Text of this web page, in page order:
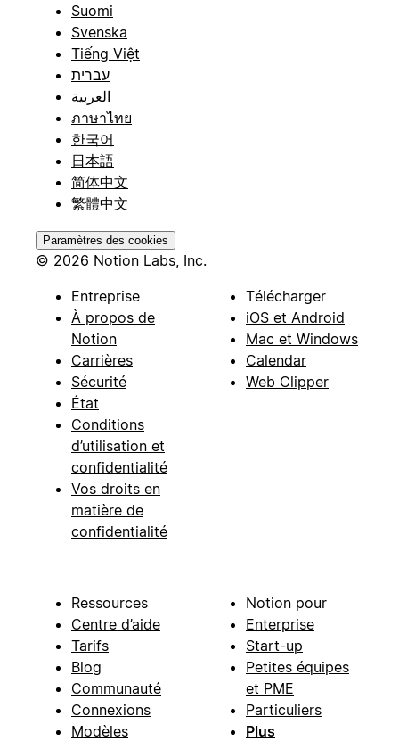
Suomi
Svenska
Tiếng Việt
עברית
العربية
ภาษาไทย
한국어
日本語
简体中文
繁體中文
Paramètres des cookies
© 2026 Notion Labs, Inc.
Entreprise
À propos de
Notion
Carrières
Sécurité
État
Conditions
d’utilisation et
confidentialité
Vos droits en
matière de
confidentialité
Télécharger
iOS et Android
Mac et Windows
Calendar
Web Clipper
Ressources
Centre d’aide
Tarifs
Blog
Communauté
Connexions
Modèles
Notion pour
Enterprise
Start-up
Petites équipes
et PME
Particuliers
Plus